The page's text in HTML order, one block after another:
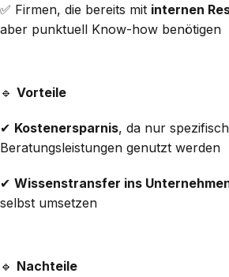
✅ Firmen, die bereits mit internen
aber punktuell Know-how benötigen
🔹 Vorteile
✔ Kostenersparnis, da nur
Beratungsleistungen genutzt werden
✔ Wissenstransfer ins
selbst umsetzen
🔹 Nachteile